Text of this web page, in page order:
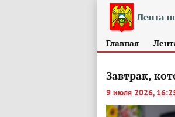
Главная
Завтрак,
9 июля 2026,